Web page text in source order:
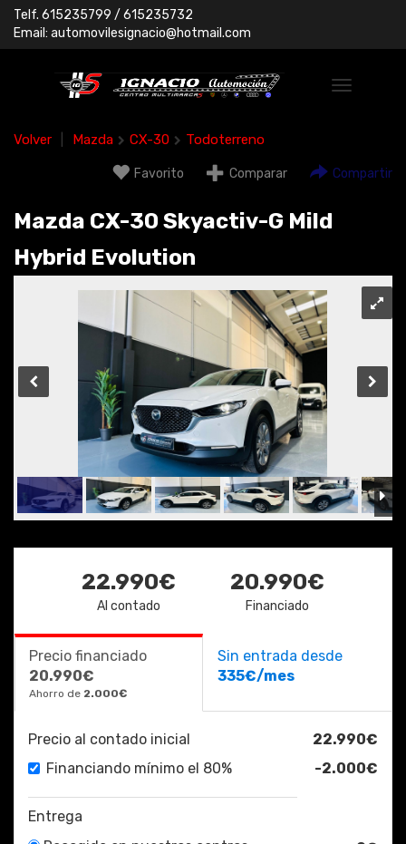
Telf. 615235799 / 615235732
Email: automovilesignacio@hotmail.com
Volver Mazda CX-30 Todoterreno
Favorito Comparar Compartir
Mazda CX-30 Skyactiv-G Mild
Hybrid Evolution
22.990€
Al contado
20.990€
Financiado
Precio financiado
20.990€
Ahorro de 2.000€
Sin entrada desde
335€/mes
Precio al contado inicial
22.990€
Financiando mínimo el 80%
-2.000€
Entrega